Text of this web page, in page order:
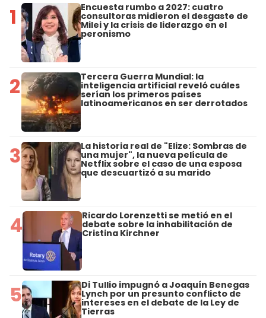
1 Encuesta rumbo a 2027: cuatro
consultoras midieron el desgaste de
Milei y la crisis de liderazgo en el
peronismo
2 Tercera Guerra Mundial: la
inteligencia artificial reveló cuáles
serían los primeros países
latinoamericanos en ser derrotados
3 La historia real de "Elize: Sombras de
una mujer", la nueva película de
Netflix sobre el caso de una esposa
que descuartizó a su marido
4 Ricardo Lorenzetti se metió en el
debate sobre la inhabilitación de
Cristina Kirchner
5 Di Tullio impugnó a Joaquín Benegas
Lynch por un presunto conflicto de
intereses en el debate de la Ley de
Tierras